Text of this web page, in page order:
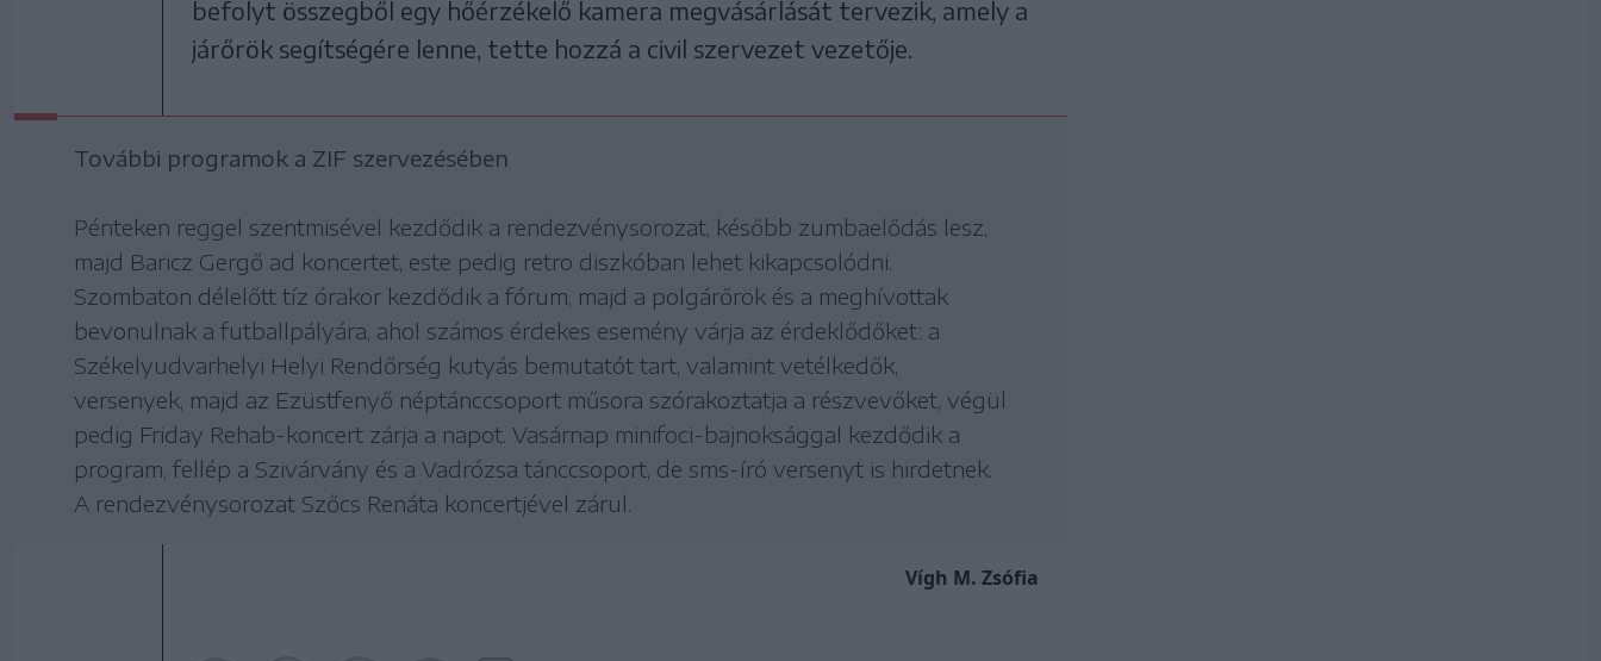
befolyt összegből egy hőérzékelő kamera megvásárlását tervezik, amely a
járőrök segítségére lenne, tette hozzá a civil szervezet vezetője.
További programok a ZIF szervezésében
Pénteken reggel szentmisével kezdődik a rendezvénysorozat, később zumbaelődás lesz,
majd Baricz Gergő ad koncertet, este pedig retro diszkóban lehet kikapcsolódni.
Szombaton délelőtt tíz órakor kezdődik a fórum, majd a polgárőrök és a meghívottak
bevonulnak a futballpályára, ahol számos érdekes esemény várja az érdeklődőket: a
Székelyudvarhelyi Helyi Rendőrség kutyás bemutatót tart, valamint vetélkedők,
versenyek, majd az Ezüstfenyő néptánccsoport műsora szórakoztatja a részvevőket, végül
pedig Friday Rehab-koncert zárja a napot. Vasárnap minifoci-bajnoksággal kezdődik a
program, fellép a Szivárvány és a Vadrózsa tánccsoport, de sms-író versenyt is hirdetnek.
A rendezvénysorozat Szőcs Renáta koncertjével zárul.
Vígh M. Zsófia